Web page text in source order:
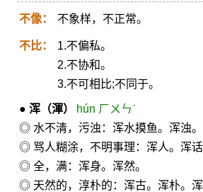
不像： 不象样，不正常。
不比：
1.不偏私。
2.不协和。
3.不可相比;不同于。
● 浑 （渾）
hún ㄏㄨㄣˊ
◎ 水不清，污浊：浑水摸鱼。浑浊。
◎ 骂人糊涂，不明事理：浑人。浑话
◎ 全，满：浑身。浑然。
◎ 天然的，淳朴的：浑古。浑朴。浑